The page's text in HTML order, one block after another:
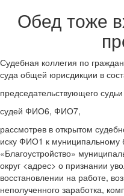
Обед тоже
Судебная коллегия по
суда общей юрисдикции в
председательствующего
судей ФИО6, ФИО7,
рассмотрев в открытом
иску ФИО1 к
«Благоустройство»
округ <адрес> о признании
восстановлении на работе,
неполученного заработка,